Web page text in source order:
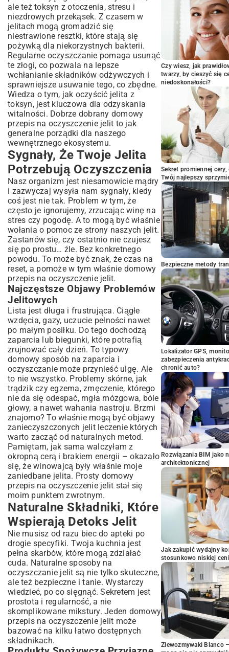
Probiotyki i Prebiotyki w Diecie
Czy Domowe Oczyszczanie Jelit Jest
Bezpieczne? Przeciwwskazania
Kiedy Należy Zachować Ostrożność?
Podsumowanie: Długoterminowe
Korzyści Zdrowych Jelit
ale też toksyn z otoczenia, stresu i
niezdrowych przekąsek. Z czasem w
jelitach mogą gromadzić się
niestrawione resztki, które stają się
pożywką dla niekorzystnych bakterii.
Regularne oczyszczanie pomaga usunąć
te złogi, co pozwala na lepsze
wchłanianie składników odżywczych i
sprawniejsze usuwanie tego, co zbędne.
Wiedza o tym, jak oczyścić jelita z
toksyn, jest kluczowa dla odzyskania
witalności. Dobrze dobrany domowy
przepis na oczyszczenie jelit to jak
generalne porządki dla naszego
wewnętrznego ekosystemu.
Sygnały, Że Twoje Jelita
Potrzebują Oczyszczenia
Nasz organizm jest niesamowicie mądry
i zazwyczaj wysyła nam sygnały, kiedy
coś jest nie tak. Problem w tym, że
często je ignorujemy, zrzucając winę na
stres czy pogodę. A to mogą być właśnie
wołania o pomoc ze strony naszych jelit.
Zastanów się, czy ostatnio nie czujesz
się po prostu… źle. Bez konkretnego
powodu. To może być znak, że czas na
reset, a pomoże w tym właśnie domowy
przepis na oczyszczenie jelit.
Najczęstsze Objawy Problemów
Jelitowych
Lista jest długa i frustrująca. Ciągłe
wzdęcia, gazy, uczucie pełności nawet
po małym posiłku. Do tego dochodzą
zaparcia lub biegunki, które potrafią
zrujnować cały dzień. To typowy
domowy sposób na zaparcia i
oczyszczanie może przynieść ulgę. Ale
to nie wszystko. Problemy skórne, jak
trądzik czy egzema, zmęczenie, którego
nie da się odespać, mgła mózgowa, bóle
głowy, a nawet wahania nastroju. Brzmi
znajomo? To właśnie mogą być objawy
zanieczyszczonych jelit leczenie których
warto zacząć od naturalnych metod.
Pamiętam, jak sama walczyłam z
okropną cerą i brakiem energii – okazało
się, że winowajcą były właśnie moje
zaniedbane jelita. Prosty domowy
przepis na oczyszczenie jelit stał się
moim punktem zwrotnym.
Naturalne Składniki, Które
Wspierają Detoks Jelit
Nie musisz od razu biec do apteki po
drogie specyfiki. Twoja kuchnia jest
pełna skarbów, które mogą zdziałać
cuda. Naturalne sposoby na
oczyszczanie jelit są nie tylko skuteczne,
ale też bezpieczne i tanie. Wystarczy
wiedzieć, po co sięgnąć. Sekretem jest
prostota i regularność, a nie
skomplikowane mikstury. Jeden domowy
przepis na oczyszczenie jelit może
bazować na kilku łatwo dostępnych
składnikach.
Czy wiesz, jak
twarzy, by cieszyć się
niedoskonałości?
Sekret promiennej
Twój najlepszy
Bezpieczne metody
Lokalizator GPS,
zabezpieczenia
chronić auto?
Rozwiązania BIM jako
architektonicznej
Jak zakupić wydajny
stosunkowo niskiej
Zlewozmywaki Blanco